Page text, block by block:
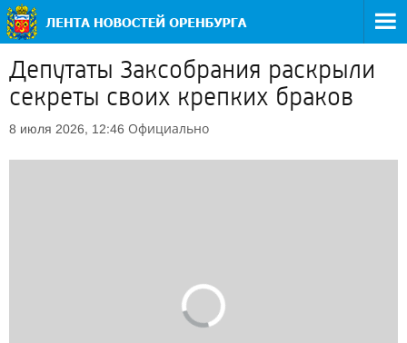
Депутаты Заксобрания раскрыли
секреты своих крепких браков
8 июля 2026, 12:46 Официально